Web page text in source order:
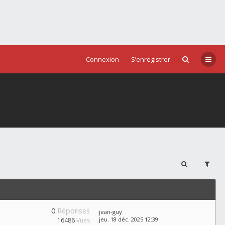
Connexion S’enregistrer
0 Réponses
16486Vues
jean-guy
jeu. 18 déc. 2025 12:39